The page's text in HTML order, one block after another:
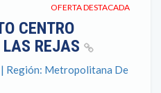
OFERTA DESTACADA
CENTRO
REJAS
Región: Metropolitana De